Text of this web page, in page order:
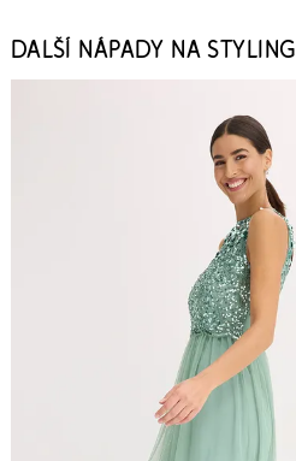
DALŠÍ NÁPADY NA STYLING